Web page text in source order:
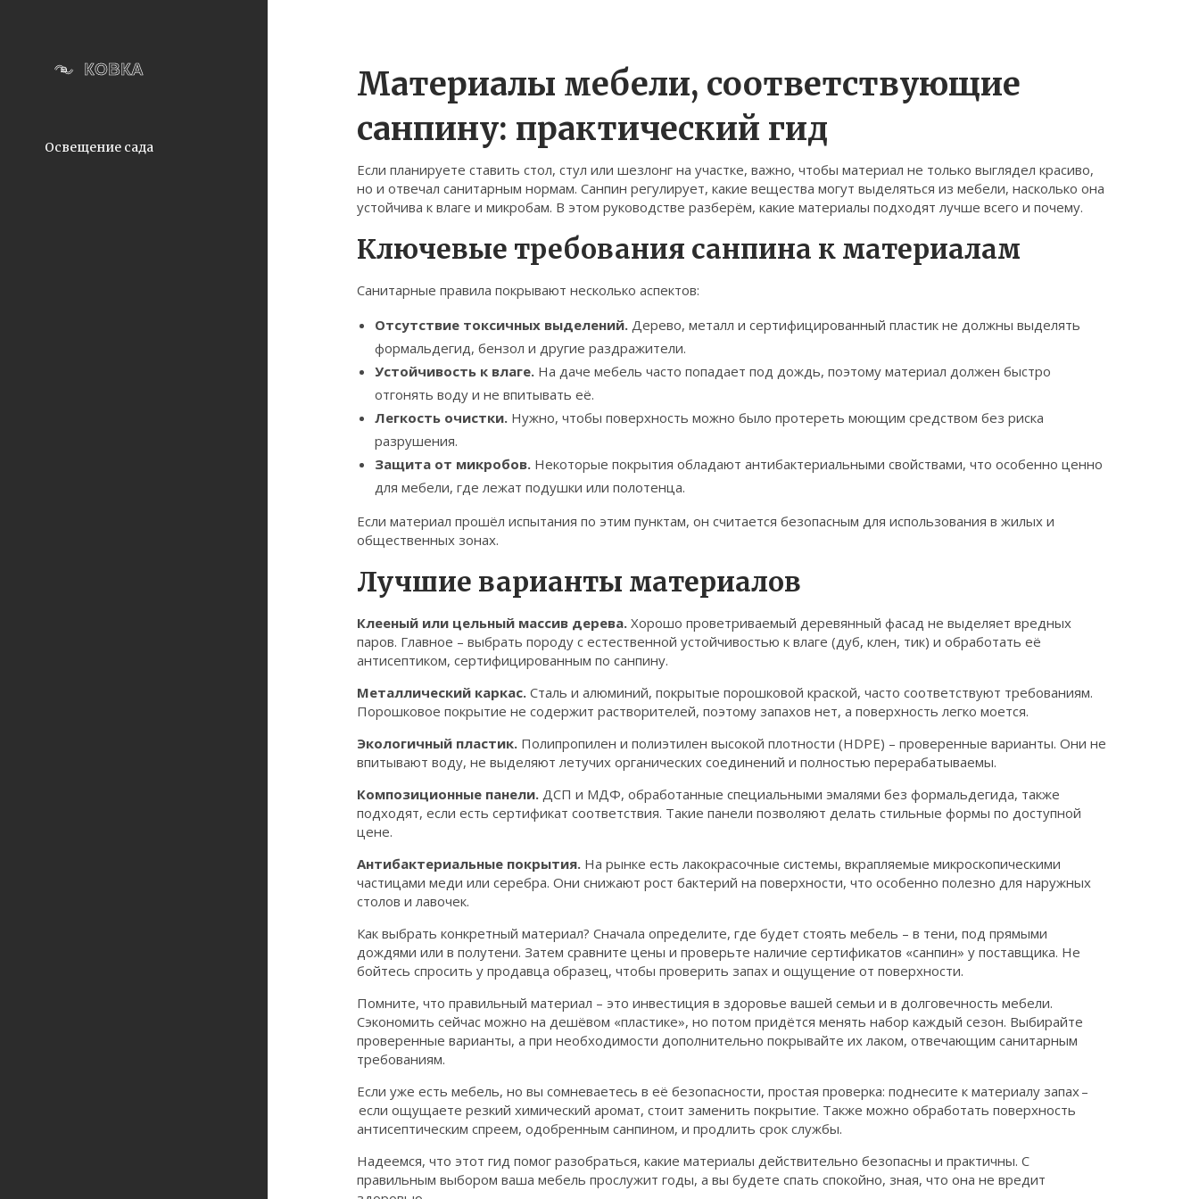
Освещение сада
Материалы мебели, соответствующие
санпину: практический гид
Если планируете ставить стол, стул или шезлонг на участке, важно, чтобы материал не только выглядел красиво,
но и отвечал санитарным нормам. Санпин регулирует, какие вещества могут выделяться из мебели, насколько она
устойчива к влаге и микробам. В этом руководстве разберём, какие материалы подходят лучше всего и почему.
Ключевые требования санпина к материалам
Санитарные правила покрывают несколько аспектов:
Отсутствие токсичных выделений. Дерево, металл и сертифицированный пластик не должны выделять
формальдегид, бензол и другие раздражители.
Устойчивость к влаге. На даче мебель часто попадает под дождь, поэтому материал должен быстро
отгонять воду и не впитывать её.
Легкость очистки. Нужно, чтобы поверхность можно было протереть моющим средством без риска
разрушения.
Защита от микробов. Некоторые покрытия обладают антибактериальными свойствами, что особенно ценно
для мебели, где лежат подушки или полотенца.
Если материал прошёл испытания по этим пунктам, он считается безопасным для использования в жилых и
общественных зонах.
Лучшие варианты материалов
Клееный или цельный массив дерева. Хорошо проветриваемый деревянный фасад не выделяет вредных
паров. Главное – выбрать породу с естественной устойчивостью к влаге (дуб, клен, тик) и обработать её
антисептиком, сертифицированным по санпину.
Металлический каркас. Сталь и алюминий, покрытые порошковой краской, часто соответствуют требованиям.
Порошковое покрытие не содержит растворителей, поэтому запахов нет, а поверхность легко моется.
Экологичный пластик. Полипропилен и полиэтилен высокой плотности (HDPE) – проверенные варианты. Они не
впитывают воду, не выделяют летучих органических соединений и полностью перерабатываемы.
Композиционные панели. ДСП и МДФ, обработанные специальными эмалями без формальдегида, также
подходят, если есть сертификат соответствия. Такие панели позволяют делать стильные формы по доступной
цене.
Антибактериальные покрытия. На рынке есть лакокрасочные системы, вкрапляемые микроскопическими
частицами меди или серебра. Они снижают рост бактерий на поверхности, что особенно полезно для наружных
столов и лавочек.
Как выбрать конкретный материал? Сначала определите, где будет стоять мебель – в тени, под прямыми
дождями или в полутени. Затем сравните цены и проверьте наличие сертификатов «санпин» у поставщика. Не
бойтесь спросить у продавца образец, чтобы проверить запах и ощущение от поверхности.
Помните, что правильный материал – это инвестиция в здоровье вашей семьи и в долговечность мебели.
Сэкономить сейчас можно на дешёвом «пластике», но потом придётся менять набор каждый сезон. Выбирайте
проверенные варианты, а при необходимости дополнительно покрывайте их лаком, отвечающим санитарным
требованиям.
Если уже есть мебель, но вы сомневаетесь в её безопасности, простая проверка: поднесите к материалу запах –
если ощущаете резкий химический аромат, стоит заменить покрытие. Также можно обработать поверхность
антисептическим спреем, одобренным санпином, и продлить срок службы.
Надеемся, что этот гид помог разобраться, какие материалы действительно безопасны и практичны. С
правильным выбором ваша мебель прослужит годы, а вы будете спать спокойно, зная, что она не вредит